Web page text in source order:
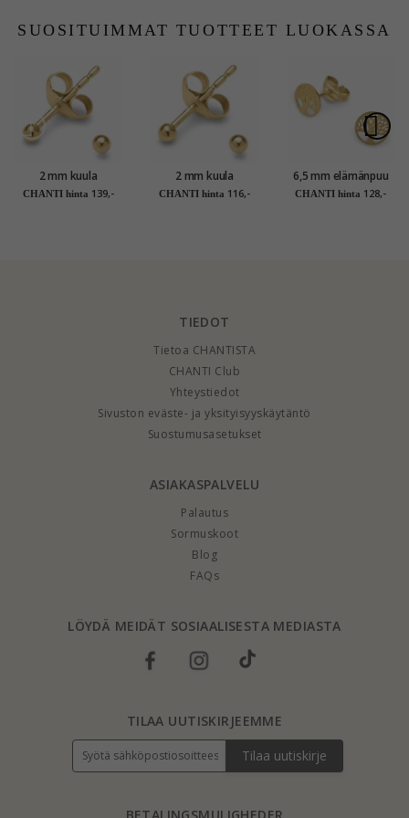
SUOSITUIMMAT TUOTTEET LUOKASSA
2 mm kuula
nappikorvakorut 14
CHANTI hinta 139,-
2 mm kuula
nappikorvakorut 9
CHANTI hinta 116,-
6,5 mm elämänpuu
nappikorvakorut 9
CHANTI hinta 128,-
TIEDOT
Tietoa CHANTISTA
CHANTI Club
Yhteystiedot
Sivuston eväste- ja yksityisyyskäytäntö
Suostumusasetukset
ASIAKASPALVELU
Palautus
Sormuskoot
Blog
FAQs
LÖYDÄ MEIDÄT SOSIAALISESTA MEDIASTA
TILAA UUTISKIRJEEMME
Tilaa uutiskirje